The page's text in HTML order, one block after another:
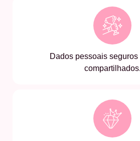
Dados pessoais
compartilhados.